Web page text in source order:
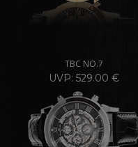
TBC NO.7
UVP: 529.00 €